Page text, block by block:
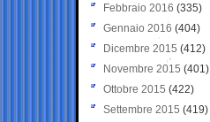
Febbraio 2016 (335)
Gennaio 2016 (404)
Dicembre 2015 (412)
Novembre 2015 (401)
Ottobre 2015 (422)
Settembre 2015 (419)